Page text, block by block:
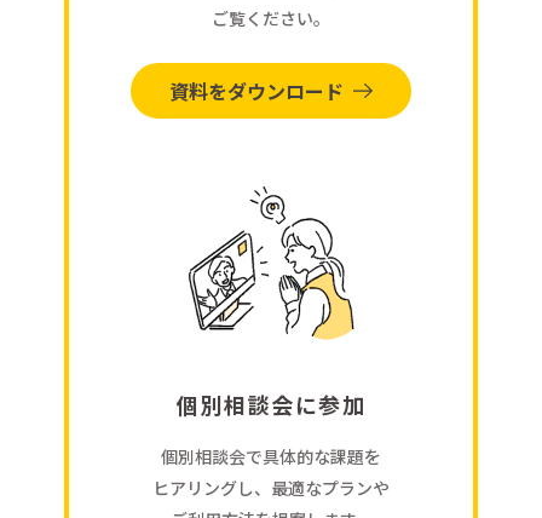
ご覧ください。
資料をダウンロード
個別相談会に参加
個別相談会で具体的な課題を
ヒアリングし、最適なプランや